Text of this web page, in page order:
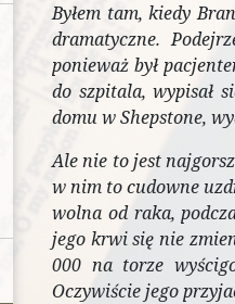
Byłem tam, kiedy
dramatyczne.
ponieważ był
do szpitala, wypisał
domu w Shepstone,
Ale nie to jest
w nim to cudowne
wolna od raka,
jego krwi się nie
000 na torze
Oczywiście jego